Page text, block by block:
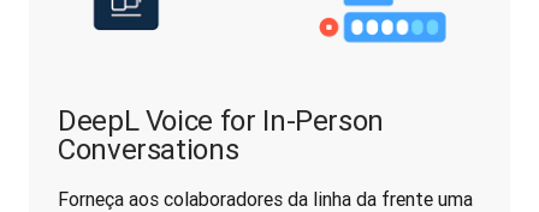
DeepL Voice for In-Person
Conversations
Forneça aos colaboradores da linha da frente uma